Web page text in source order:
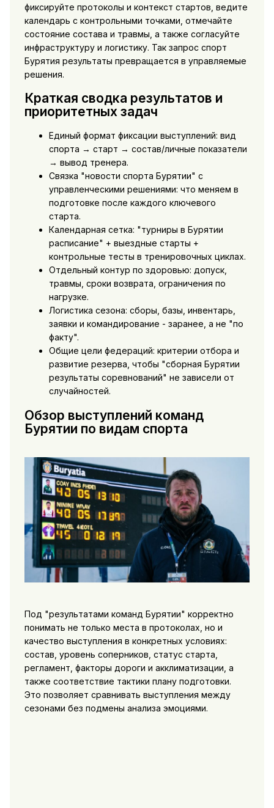
фиксируйте протоколы и контекст стартов, ведите
календарь с контрольными точками, отмечайте
состояние состава и травмы, а также согласуйте
инфраструктуру и логистику. Так запрос спорт
Бурятия результаты превращается в управляемые
решения.
Краткая сводка результатов и
приоритетных задач
Единый формат фиксации выступлений: вид
спорта → старт → состав/личные показатели
→ вывод тренера.
Связка "новости спорта Бурятии" с
управленческими решениями: что меняем в
подготовке после каждого ключевого
старта.
Календарная сетка: "турниры в Бурятии
расписание" + выездные старты +
контрольные тесты в тренировочных циклах.
Отдельный контур по здоровью: допуск,
травмы, сроки возврата, ограничения по
нагрузке.
Логистика сезона: сборы, базы, инвентарь,
заявки и командирование - заранее, а не "по
факту".
Общие цели федераций: критерии отбора и
развитие резерва, чтобы "сборная Бурятии
результаты соревнований" не зависели от
случайностей.
Обзор выступлений команд
Бурятии по видам спорта
Под "результатами команд Бурятии" корректно
понимать не только места в протоколах, но и
качество выступления в конкретных условиях:
состав, уровень соперников, статус старта,
регламент, факторы дороги и акклиматизации, а
также соответствие тактики плану подготовки.
Это позволяет сравнивать выступления между
сезонами без подмены анализа эмоциями.